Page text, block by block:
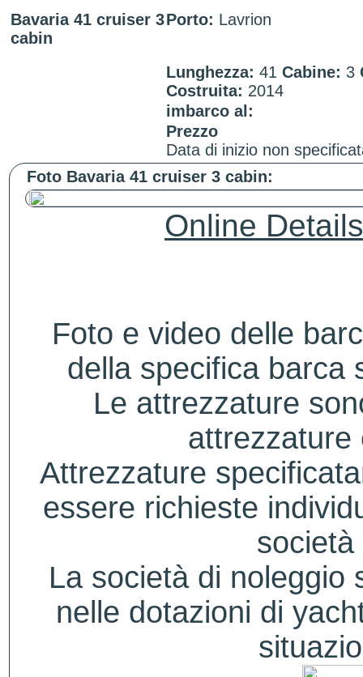
Bavaria 41 cruiser 3
cabin
Porto: Lavrion
Lunghezza: 41 Cabine: 3
Costruita: 2014
imbarco al:
Prezzo
Data di inizio non
Foto Bavaria 41 cruiser 3 cabin:
Online
Foto e video delle
della specifica barca
Le attrezzature
attrezzature
Attrezzature
essere richieste
La società di noleggio
nelle dotazioni di